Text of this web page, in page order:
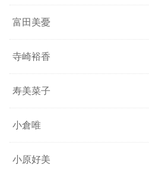
富田美憂
寺崎裕香
寿美菜子
小倉唯
小原好美